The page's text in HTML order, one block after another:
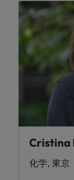
Cristina
化学, 東京